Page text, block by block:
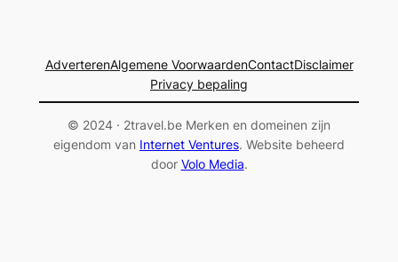
AdverterenAlgemene VoorwaardenContactDisclaimer
Privacy bepaling
© 2024 · 2travel.be Merken en domeinen zijn
eigendom van Internet Ventures. Website beheerd
door Volo Media.